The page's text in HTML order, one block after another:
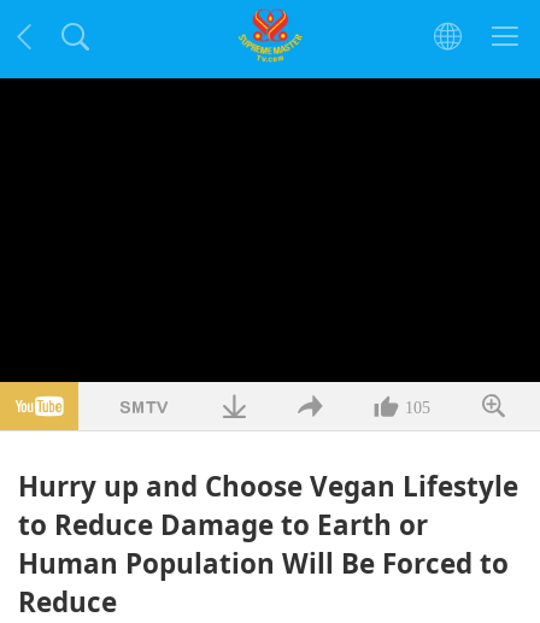
105
Hurry up and Choose Vegan Lifestyle
to Reduce Damage to Earth or
Human Population Will Be Forced to
Reduce